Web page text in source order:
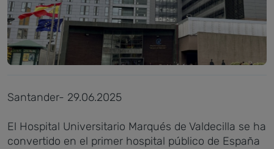
Santander- 29.06.2025
El Hospital Universitario Marqués de Valdecilla se ha
convertido en el primer hospital público de España